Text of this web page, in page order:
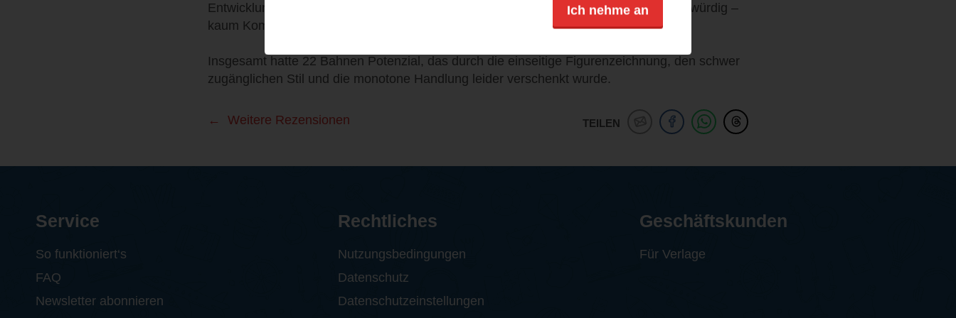
Entwicklung. Die eingefügte Liebesgeschichte am Ende wirkt konstruiert und unglaubwürdig –
kaum Kommunikation, viel Schweigen, aber angeblich große Gefühle.
Insgesamt hatte 22 Bahnen Potenzial, das durch die einseitige Figurenzeichnung, den schwer
zugänglichen Stil und die monotone Handlung leider verschenkt wurde.
TEILEN
Weitere Rezensionen
Ich nehme an
Service
So funktioniert‘s
FAQ
Newsletter abonnieren
Rechtliches
Nutzungsbedingungen
Datenschutz
Datenschutzeinstellungen
Geschäftskunden
Für Verlage